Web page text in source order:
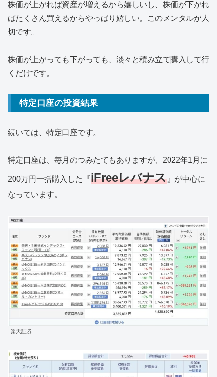
株価が上がれば資産が増えるから嬉しいし、株価が下がれ
ばたくさん買えるからやっぱり嬉しい。このメンタルが大
切です。
株価が上がっても下がっても、淡々と積み立て購入して行
くだけです。
特定口座の投資結果
続いては、特定口座です。
特定口座は、毎月のつみたてもありますが、2022年1月に
200万円一括購入した『iFreeレバナス 』が中心に
なっています。
楽天証券